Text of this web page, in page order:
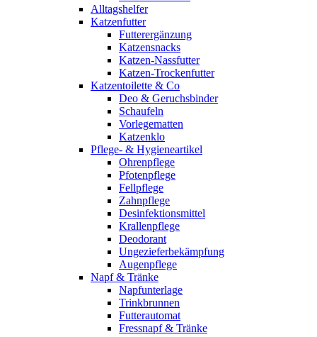
Alltagshelfer
Katzenfutter
Futterergänzung
Katzensnacks
Katzen-Nassfutter
Katzen-Trockenfutter
Katzentoilette & Co
Deo & Geruchsbinder
Schaufeln
Vorlegematten
Katzenklo
Pflege- & Hygieneartikel
Ohrenpflege
Pfotenpflege
Fellpflege
Zahnpflege
Desinfektionsmittel
Krallenpflege
Deodorant
Ungezieferbekämpfung
Augenpflege
Napf & Tränke
Napfunterlage
Trinkbrunnen
Futterautomat
Fressnapf & Tränke